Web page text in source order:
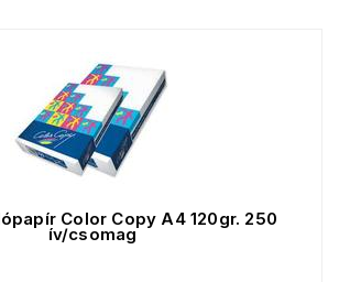
Color Copy A4 120gr. 250
ív/csomag